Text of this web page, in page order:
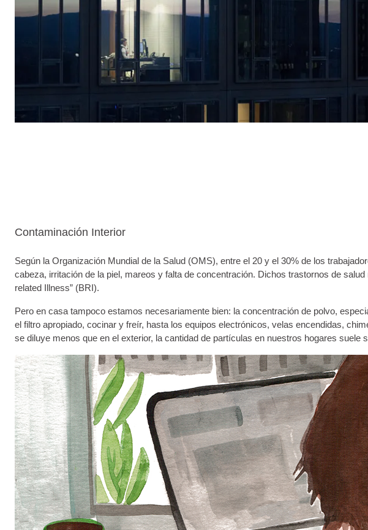
Contaminación Interior
Según la Organización Mundial de la Salud (OMS), entre el 20 y el 30% de los
cabeza, irritación de la piel, mareos y falta de concentración. Dichos trastornos de
related Illness” (BRI).
Pero en casa tampoco estamos necesariamente bien: la concentración de polvo,
el filtro apropiado, cocinar y freír, hasta los equipos electrónicos, velas encendidas,
se diluye menos que en el exterior, la cantidad de partículas en nuestros hogares suele